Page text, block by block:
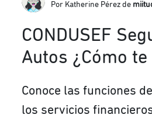
Por Katherine Pérez de
CONDUSEF
Autos ¿Cómo te
Conoce las funciones
los servicios